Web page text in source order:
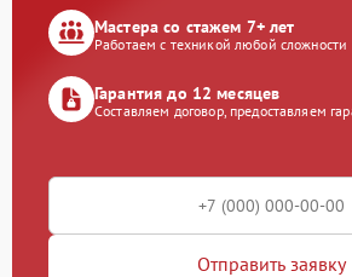
Мастера со стажем 7+ лет
Работаем с техникой любой сложности
Гарантия до 12 месяцев
Составляем договор, предоставляем
Отправить заявку